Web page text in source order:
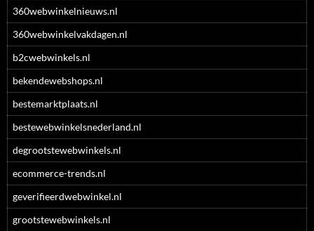
360webwinkelnieuws.nl
360webwinkelvakdagen.nl
b2cwebwinkels.nl
bekendewebshops.nl
bestemarktplaats.nl
bestewebwinkelsnederland.nl
degrootstewebwinkels.nl
ecommerce-trends.nl
geverifieerdwebwinkel.nl
grootstewebwinkels.nl